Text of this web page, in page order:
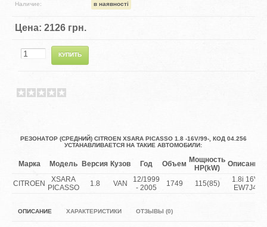
Наличие:
в наявності
Цена:2126 грн.
РЕЗОНАТОР (СРЕДНИЙ) CITROEN XSARA PICASSO 1.8 -16V/99-, КОД 04.256
УСТАНАВЛИВАЕТСЯ НА ТАКИЕ АВТОМОБИЛИ:
Марка Модель Версия Кузов Год Объем Мощность
HP(kW)
Описание
CITROEN
XSARA
PICASSO
1.8 VAN
12/1999
- 2005
1749 115(85)
1.8i 16V
EW7J4
ОПИСАНИЕ ХАРАКТЕРИСТИКИ ОТЗЫВЫ (0)